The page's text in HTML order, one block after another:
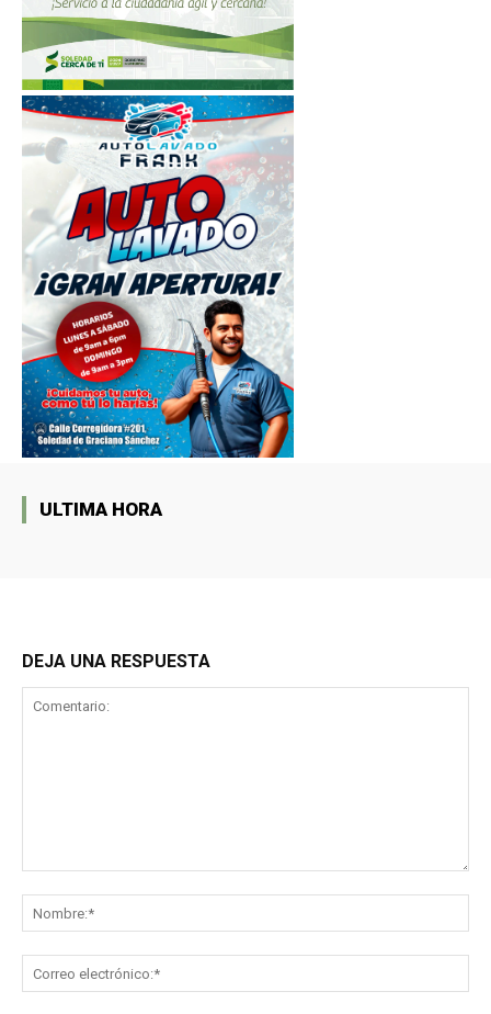
ULTIMA HORA
DEJA UNA RESPUESTA